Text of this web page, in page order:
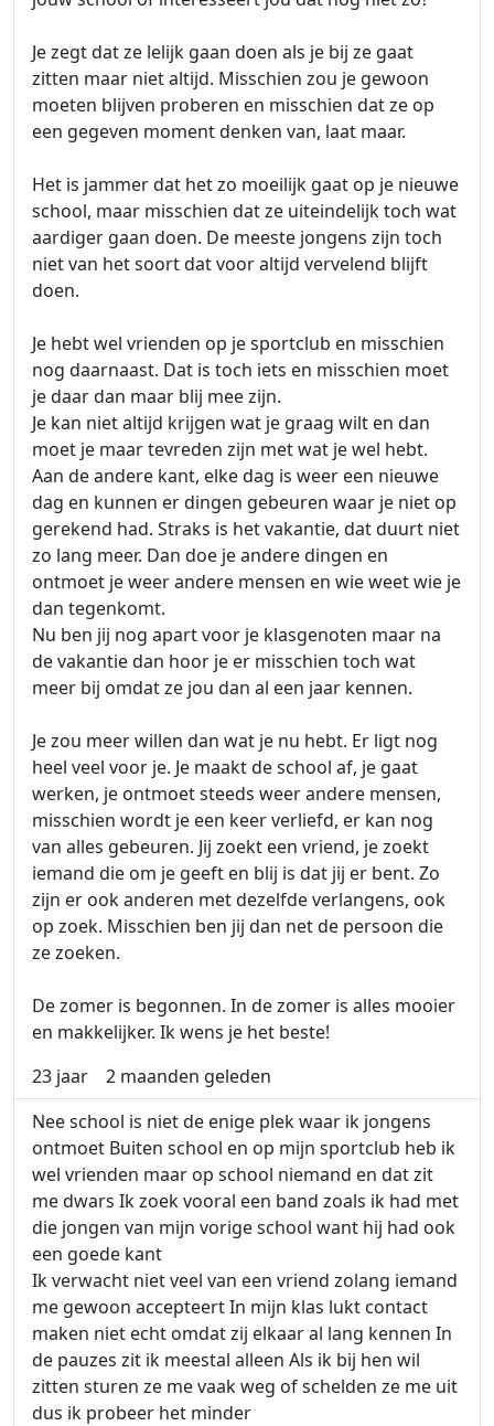
Je zegt dat ze lelijk gaan doen als je bij ze gaat
zitten maar niet altijd. Misschien zou je gewoon
moeten blijven proberen en misschien dat ze op
een gegeven moment denken van, laat maar.
Het is jammer dat het zo moeilijk gaat op je nieuwe
school, maar misschien dat ze uiteindelijk toch wat
aardiger gaan doen. De meeste jongens zijn toch
niet van het soort dat voor altijd vervelend blijft
doen.
Je hebt wel vrienden op je sportclub en misschien
nog daarnaast. Dat is toch iets en misschien moet
je daar dan maar blij mee zijn.
Je kan niet altijd krijgen wat je graag wilt en dan
moet je maar tevreden zijn met wat je wel hebt.
Aan de andere kant, elke dag is weer een nieuwe
dag en kunnen er dingen gebeuren waar je niet op
gerekend had. Straks is het vakantie, dat duurt niet
zo lang meer. Dan doe je andere dingen en
ontmoet je weer andere mensen en wie weet wie je
dan tegenkomt.
Nu ben jij nog apart voor je klasgenoten maar na
de vakantie dan hoor je er misschien toch wat
meer bij omdat ze jou dan al een jaar kennen.
Je zou meer willen dan wat je nu hebt. Er ligt nog
heel veel voor je. Je maakt de school af, je gaat
werken, je ontmoet steeds weer andere mensen,
misschien wordt je een keer verliefd, er kan nog
van alles gebeuren. Jij zoekt een vriend, je zoekt
iemand die om je geeft en blij is dat jij er bent. Zo
zijn er ook anderen met dezelfde verlangens, ook
op zoek. Misschien ben jij dan net de persoon die
ze zoeken.
De zomer is begonnen. In de zomer is alles mooier
en makkelijker. Ik wens je het beste!
23 jaar
2 maanden geleden
Nee school is niet de enige plek waar ik jongens
ontmoet Buiten school en op mijn sportclub heb ik
wel vrienden maar op school niemand en dat zit
me dwars Ik zoek vooral een band zoals ik had met
die jongen van mijn vorige school want hij had ook
een goede kant
Ik verwacht niet veel van een vriend zolang iemand
me gewoon accepteert In mijn klas lukt contact
maken niet echt omdat zij elkaar al lang kennen In
de pauzes zit ik meestal alleen Als ik bij hen wil
zitten sturen ze me vaak weg of schelden ze me uit
dus ik probeer het minder